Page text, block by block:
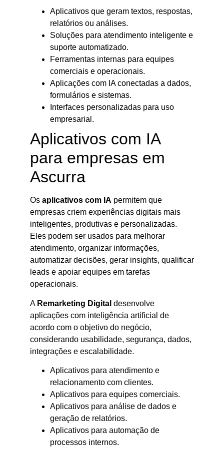
Aplicativos que geram textos, respostas,
relatórios ou análises.
Soluções para atendimento inteligente e
suporte automatizado.
Ferramentas internas para equipes
comerciais e operacionais.
Aplicações com IA conectadas a dados,
formulários e sistemas.
Interfaces personalizadas para uso
empresarial.
Aplicativos com IA
para empresas em
Ascurra
Os aplicativos com IA permitem que
empresas criem experiências digitais mais
inteligentes, produtivas e personalizadas.
Eles podem ser usados para melhorar
atendimento, organizar informações,
automatizar decisões, gerar insights, qualificar
leads e apoiar equipes em tarefas
operacionais.
A Remarketing Digital desenvolve
aplicações com inteligência artificial de
acordo com o objetivo do negócio,
considerando usabilidade, segurança, dados,
integrações e escalabilidade.
Aplicativos para atendimento e
relacionamento com clientes.
Aplicativos para equipes comerciais.
Aplicativos para análise de dados e
geração de relatórios.
Aplicativos para automação de
processos internos.